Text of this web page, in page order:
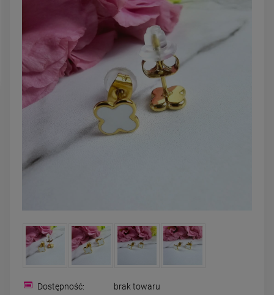
DO KOSZYKA DO KOSZYKA
Bransoletka srebrna STAL
CHIRURGICZNA
Dostępność: brak towaru